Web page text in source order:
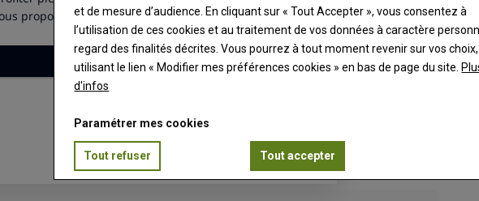
et de mesure d’audience. En cliquant sur « Tout Accepter », vous consentez à
l’utilisation de ces cookies et au traitement de vos données à caractère
regard des finalités décrites. Vous pourrez à tout moment revenir sur vos
utilisant le lien « Modifier mes préférences cookies » en bas de page du site.
d'infos
Paramétrer mes cookies
Tout refuser Tout accepter